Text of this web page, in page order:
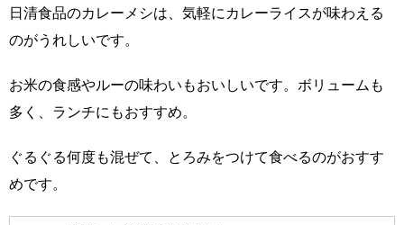
日清食品のカレーメシは、気軽にカレーライスが味わえる
のがうれしいです。
お米の食感やルーの味わいもおいしいです。ボリュームも
多く、ランチにもおすすめ。
ぐるぐる何度も混ぜて、とろみをつけて食べるのがおすす
めです。